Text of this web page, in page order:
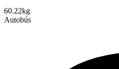
60.22kg
Autobús